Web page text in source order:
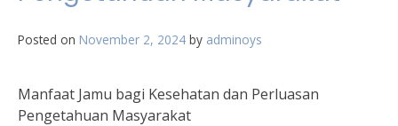
Posted on November 2, 2024 by adminoys
Manfaat Jamu bagi Kesehatan dan Perluasan
Pengetahuan Masyarakat